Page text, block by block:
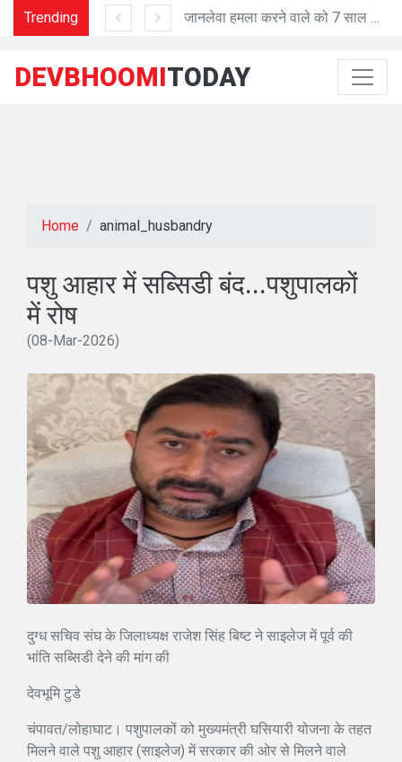
Trending जानलेवा हमला करने वाले को 7 साल की सजा
DEVBHOOMITODAY
Home animal_husbandry
पशु आहार में सब्सिडी बंद...पशुपालकों
में रोष
(08-Mar-2026)
दुग्ध सचिव संघ के जिलाध्यक्ष राजेश सिंह बिष्ट ने साइलेज में पूर्व की
भांति सब्सिडी देने की मांग की
देवभूमि टुडे
चंपावत/लोहाघाट। पशुपालकों को मुख्यमंत्री घसियारी योजना के तहत
मिलने वाले पशु आहार (साइलेज) में सरकार की ओर से मिलने वाले